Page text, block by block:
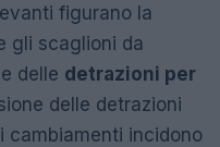
figurano la
gli scaglioni da
delle detrazioni per
delle detrazioni
cambiamenti incidono